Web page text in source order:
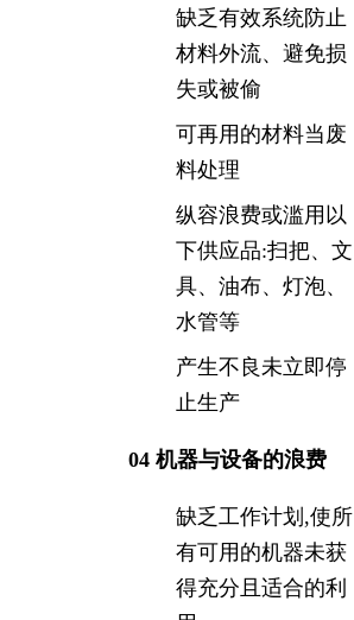
缺乏有效系统防止
材料外流、避免损
失或被偷
可再用的材料当废
料处理
纵容浪费或滥用以
下供应品:扫把、文
具、油布、灯泡、
水管等
产生不良未立即停
止生产
04 机器与设备的浪费
缺乏工作计划,使所
有可用的机器未获
得充分且适合的利